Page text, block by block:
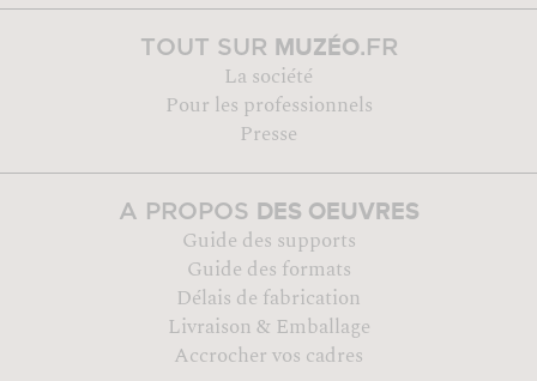
TOUT SUR MUZÉO.FR
La société
Pour les professionnels
Presse
A PROPOS DES OEUVRES
Guide des supports
Guide des formats
Délais de fabrication
Livraison & Emballage
Accrocher vos cadres